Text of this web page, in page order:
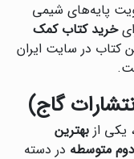
پایه‌های شیمی
خرید کتاب کمک
کتاب در سایت ایران
گاج)
یکی از بهترین
متوسطه در دسته